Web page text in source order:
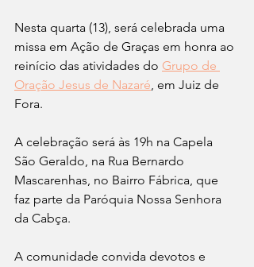
Nesta quarta (13), será celebrada uma
missa em Ação de Graças em honra ao
reinício das atividades do Grupo de
Oração Jesus de Nazaré, em Juiz de
Fora.
A celebração será às 19h na Capela
São Geraldo, na Rua Bernardo
Mascarenhas, no Bairro Fábrica, que
faz parte da Paróquia Nossa Senhora
da Cabça.
A comunidade convida devotos e